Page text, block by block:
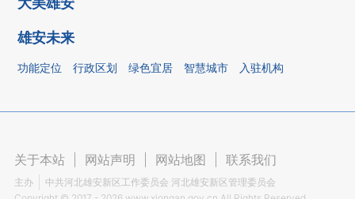
雄安未来
功能定位 行政区划 绿色宜居 智慧城市 入驻机构
关于本站 网站声明 网站地图 联系我们
主办
中共河北雄安新区工作委员会 河北雄安新区管理委员会